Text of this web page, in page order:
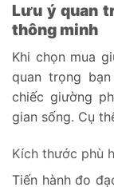
Lưu ý quan
thông minh
Khi chọn mua
quan trọng
chiếc giường
gian sống. Cụ
Kích thước phù
Tiến hành đo